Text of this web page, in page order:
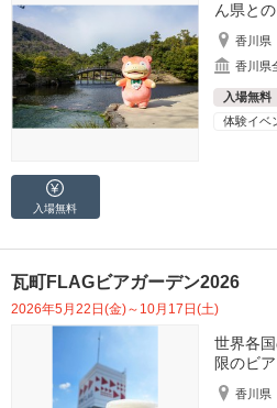
ん県と
香川県
香川県
入場無料
体験イベ
入場無料
瓦町FLAGビアガーデン2026
2026年5月22日(金)～10月17日(土)
世界各
限のビ
香川県